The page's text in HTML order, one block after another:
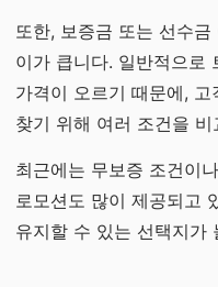
또한, 보증금 또는 선수
이가 큽니다. 일반적으로
가격이 오르기 때문에,
찾기 위해 여러 조건을
최근에는 무보증 조건이
로모션도 많이 제공되고
유지할 수 있는 선택지가